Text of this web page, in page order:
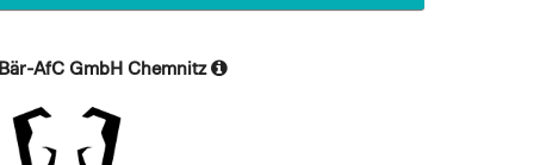
AfC GmbH Chemnitz